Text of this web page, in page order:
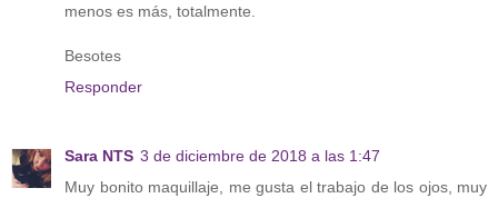
menos es más, totalmente.
Besotes
Responder
Sara NTS 3 de diciembre de 2018 a las 1:47
Muy bonito maquillaje, me gusta el trabajo de los ojos, muy